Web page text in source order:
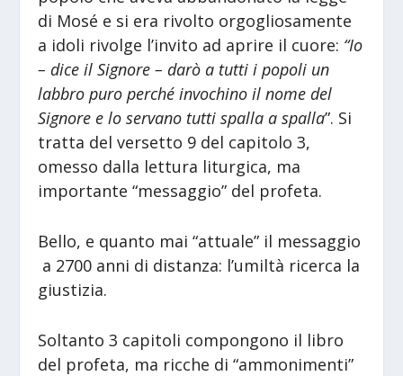
di Mosé e si era rivolto orgogliosamente
a idoli rivolge l’invito ad aprire il cuore: “Io
– dice il Signore – darò a tutti i popoli un
labbro puro perché invochino il nome del
Signore e lo servano tutti spalla a spalla”. Si
tratta del versetto 9 del capitolo 3,
omesso dalla lettura liturgica, ma
importante “messaggio” del profeta.
Bello, e quanto mai “attuale” il messaggio
a 2700 anni di distanza: l’umiltà ricerca la
giustizia.
Soltanto 3 capitoli compongono il libro
del profeta, ma ricche di “ammonimenti”